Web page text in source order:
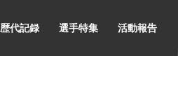
歴代記録 選手特集 活動報告